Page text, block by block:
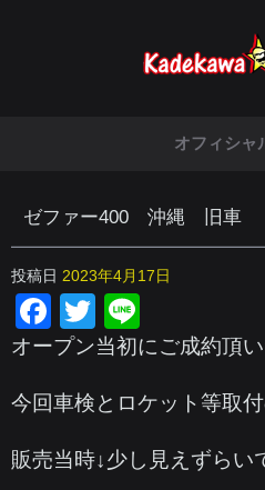
オフィシャ
ゼファー400 沖縄 旧車
投稿日 2023年4月17日
Facebook
Twitter
オープン当初にご成約頂い
今回車検とロケット等取
販売当時↓少し見えずらい